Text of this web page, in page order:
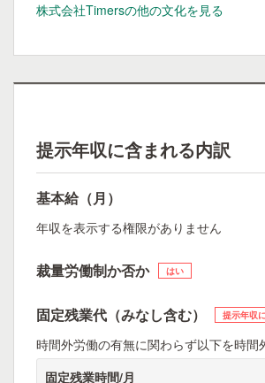
株式会社Timersの他の文化を見る
提示年収に含まれる内訳
基本給（月）
年収を表示する権限がありません
裁量労働制か否か はい
固定残業代（みなし含む） 提示年収
時間外労働の有無に関わらず以下を時間
固定残業時間/月